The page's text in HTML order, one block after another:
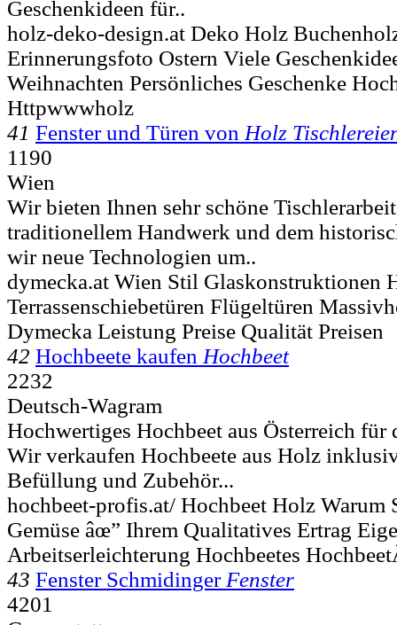
Geschenkideen für..
holz-deko-design.at Deko Holz
Erinnerungsfoto Ostern Viele
Weihnachten Persönliches Geschenke
Httpwwwholz
41 Fenster und Türen von Holz
1190
Wien
Wir bieten Ihnen sehr schöne
traditionellem Handwerk und dem
wir neue Technologien um..
dymecka.at Wien Stil Glaskonstruktionen
Terrassenschiebetüren Flügeltüren
Dymecka Leistung Preise Qualität Preisen
42 Hochbeete kaufen Hochbeet
2232
Deutsch-Wagram
Hochwertiges Hochbeet aus Österreich für
Wir verkaufen Hochbeete aus Holz
Befüllung und Zubehör...
hochbeet-profis.at/ Hochbeet Holz Warum
Gemüse âœ” Ihrem Qualitatives Ertrag
Arbeitserleichterung Hochbeetes
43 Fenster Schmidinger Fenster
4201